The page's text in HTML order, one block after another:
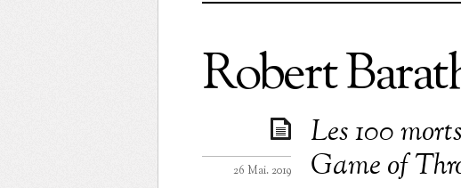
Robert
Les 100
Game of
26 Mai. 2019